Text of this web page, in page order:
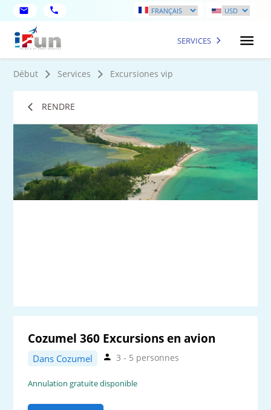
SERVICES
Début Services Excursiones vip
RENDRE
Cozumel 360 Excursions en avion
Dans Cozumel 3 - 5 personnes
Annulation gratuite disponible